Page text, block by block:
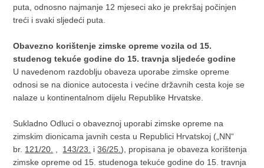
puta, odnosno najmanje 12 mjeseci ako je prekršaj počinjen
treći i svaki sljedeći puta.
Obavezno korištenje zimske opreme vozila od 15.
studenog tekuće godine do 15. travnja sljedeće godine
U navedenom razdoblju obaveza uporabe zimske opreme
odnosi se na dionice autocesta i većine državnih cesta koje se
nalaze u kontinentalnom dijelu Republike Hrvatske.
Sukladno Odluci o obaveznoj uporabi zimske opreme na
zimskim dionicama javnih cesta u Republici Hrvatskoj („NN“
br. 121/20. 143/23. i36/25.), propisana je obaveza korištenja
zimske opreme od 15. studenoga tekuće godine do 15. travnja